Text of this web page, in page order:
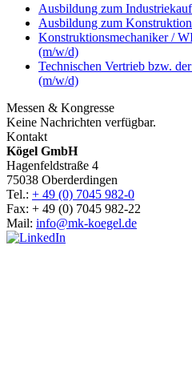
Ausbildung zum
Ausbildung zum
Konstruktionsmechaniker /
(m/w/d)
Technischen Vertrieb bzw.
(m/w/d)
Messen & Kongresse
Keine Nachrichten verfügbar.
Kontakt
Kögel GmbH
Hagenfeldstraße 4
75038 Oberderdingen
Tel.: + 49 (0) 7045 982-0
Fax: + 49 (0) 7045 982-22
Mail: info@mk-koegel.de